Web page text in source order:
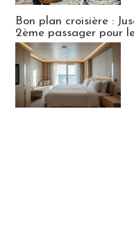
Bon plan croisière :
2ème passager pour